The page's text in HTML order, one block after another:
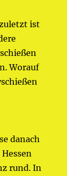
ist
Worauf
danach
rund. In